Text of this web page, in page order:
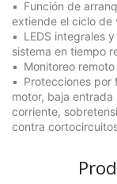
Función de
extiende el ciclo de
LEDS integrales
sistema en tiempo
Monitoreo
Protecciones por
motor, baja
corriente,
contra